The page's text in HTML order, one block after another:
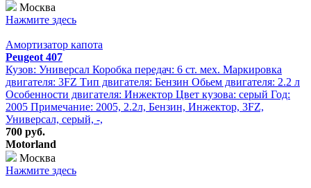
Москва
Нажмите здесь
Амортизатор капота
Peugeot 407
Кузов: Универсал Коробка передач: 6 ст. мех. Маркировка
двигателя: 3FZ Тип двигателя: Бензин Обьем двигателя: 2.2 л
Особенности двигателя: Инжектор Цвет кузова: серый Год:
2005 Примечание: 2005, 2.2л, Бензин, Инжектор, 3FZ,
Универсал, серый, -,
700 руб.
Motorland
Москва
Нажмите здесь